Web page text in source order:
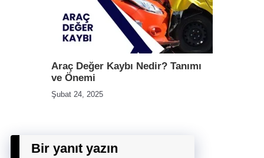
Araç Değer Kaybı Nedir? Tanımı
ve Önemi
Şubat 24, 2025
Bir yanıt yazın